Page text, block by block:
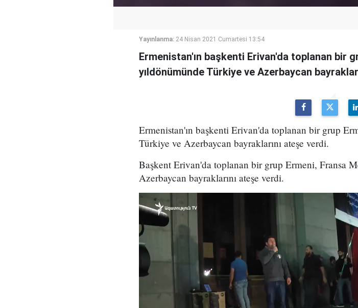
Yayınlanma: 24 Nisan 2021 Cumartesi 13:54
Ermenistan'ın başkenti Erivan'da toplanan bir
yıldönümünde Türkiye ve Azerbaycan
Ermenistan'ın başkenti Erivan'da toplanan bir grup
Türkiye ve Azerbaycan bayraklarını ateşe verdi.
Başkent Erivan'da toplanan bir grup Ermeni, Fransa
Azerbaycan bayraklarını ateşe verdi.